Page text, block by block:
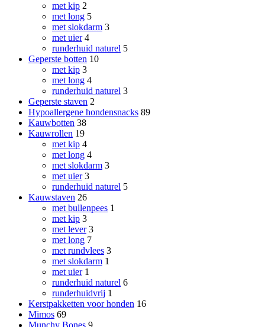
met kip 2
met long 5
met slokdarm 3
met uier 4
runderhuid naturel 5
Geperste botten 10
met kip 3
met long 4
runderhuid naturel 3
Geperste staven 2
Hypoallergene hondensnacks 89
Kauwbotten 38
Kauwrollen 19
met kip 4
met long 4
met slokdarm 3
met uier 3
runderhuid naturel 5
Kauwstaven 26
met bullenpees 1
met kip 3
met lever 3
met long 7
met rundvlees 3
met slokdarm 1
met uier 1
runderhuid naturel 6
runderhuidvrij 1
Kerstpakketten voor honden 16
Mimos 69